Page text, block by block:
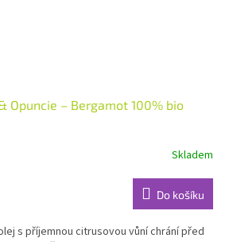
Opuncie – Bergamot 100% bio
Skladem
Do košíku
s příjemnou citrusovou vůní chrání před